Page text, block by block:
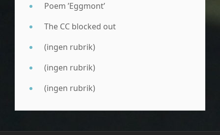
Poem ’Eggmont’
The CC blocked out
(ingen rubrik)
(ingen rubrik)
(ingen rubrik)